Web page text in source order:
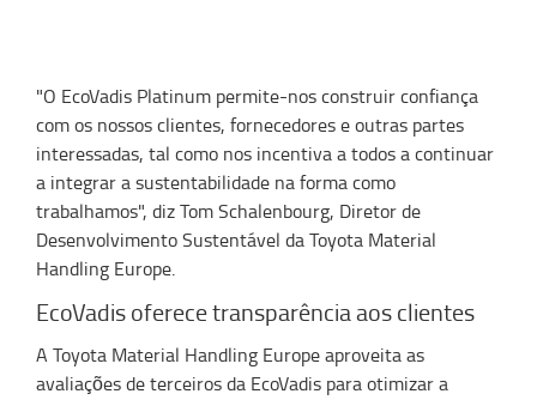
"O EcoVadis Platinum permite-nos construir confiança
com os nossos clientes, fornecedores e outras partes
interessadas, tal como nos incentiva a todos a continuar
a integrar a sustentabilidade na forma como
trabalhamos", diz Tom Schalenbourg, Diretor de
Desenvolvimento Sustentável da Toyota Material
Handling Europe.
EcoVadis oferece transparência aos clientes
A Toyota Material Handling Europe aproveita as
avaliações de terceiros da EcoVadis para otimizar a